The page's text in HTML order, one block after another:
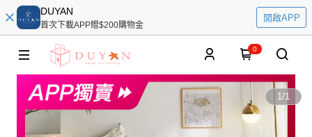
DUYAN
首次下載APP贈$200購物金
開啟APP
0
1/1